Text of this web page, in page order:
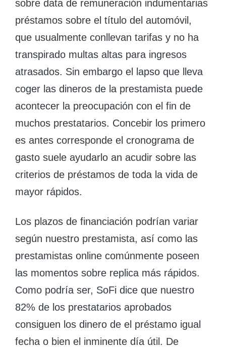
sobre data de remuneración indumentarias
préstamos sobre el título del automóvil,
que usualmente conllevan tarifas y no ha
transpirado multas altas para ingresos
atrasados. Sin embargo el lapso que lleva
coger las dineros de la prestamista puede
acontecer la preocupación con el fin de
muchos prestatarios. Concebir los primero
es antes corresponde el cronograma de
gasto suele ayudarlo an acudir sobre las
criterios de préstamos de toda la vida de
mayor rápidos.
Los plazos de financiación podrían variar
según nuestro prestamista, así­ como las
prestamistas online comúnmente poseen
las momentos sobre replica más rápidos.
Como podrí­a ser, SoFi dice que nuestro
82% de los prestatarios aprobados
consiguen los dinero de el préstamo igual
fecha o bien el inminente día útil. De